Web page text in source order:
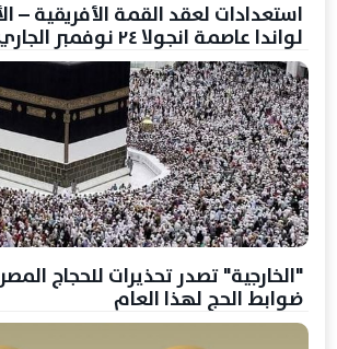
استعدادات لعقد القمة الأفريقية –
لواندا عاصمة انجولا ٢٤ نوفمبر الجاري
"الخارجية" تصدر تحذيرات للحجاج
ضوابط الحج لهذا العام